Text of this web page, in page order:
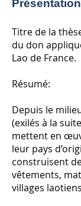
Titre de la
du don
Lao de France.
Résumé:
Depuis le
(exilés à la
mettent en
leur pays
construisent
vêtements,
villages